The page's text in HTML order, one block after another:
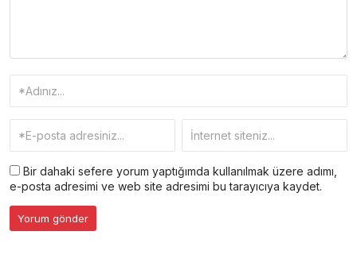
Bir dahaki sefere yorum yaptığımda kullanılmak üzere adımı,
e-posta adresimi ve web site adresimi bu tarayıcıya kaydet.